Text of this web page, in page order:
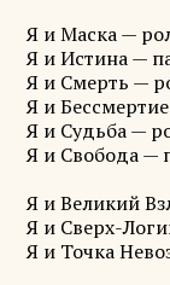
Я и Маска —
Я и Истина —
Я и Смерть —
Я и
Я и Судьба —
Я и Свобода —
Я и Великий
Я и Сверх-
Я и Точка